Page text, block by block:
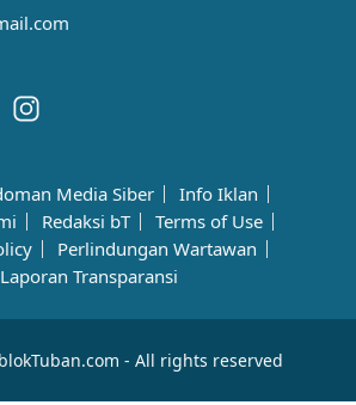
Media Siber
Info Iklan
Redaksi bT
Terms of Use
Perlindungan Wartawan
Laporan Transparansi
- All rights reserved